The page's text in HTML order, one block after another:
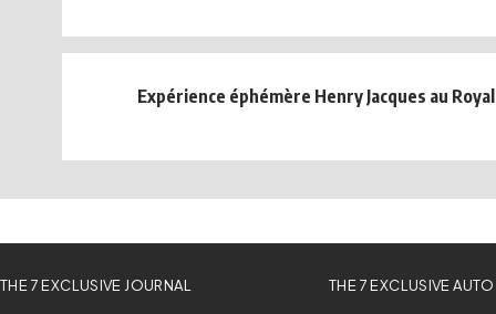
Expérience éphémère Henry Jacques au
THE 7 EXCLUSIVE JOURNAL THE 7 EXCLUSIVE AUTO